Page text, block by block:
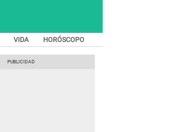
VIDA HORÓSCOPO